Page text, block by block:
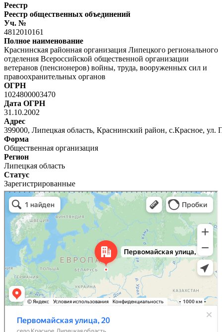
Реестр
Реестр общественных объединений
Уч. №
4812010161
Полное наименование
Краснинская районная организация Липецкого регионального
отделения Всероссийской общественной организации
ветеранов (пенсионеров) войны, труда, вооруженных сил и
правоохранительных органов
ОГРН
1024800003470
Дата ОГРН
31.10.2002
Адрес
399000, Липецкая область, Краснинский район, с.Красное, ул.
Форма
Общественная организация
Регион
Липецкая область
Статус
Зарегистрированные